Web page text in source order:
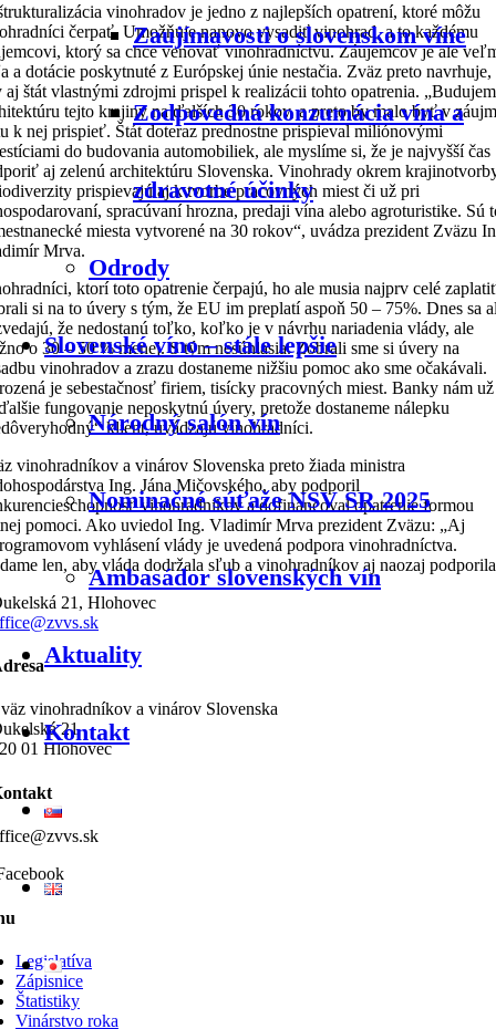
Zaujímavosti o slovenskom víne
Zodpovedná konzumácia vína a
zdravotné účinky
Odrody
Slovenské víno – stále lepšie
Národný salón vín
Nominačné súťaže NSV SR 2025
Ambasádor slovenských vín
Aktuality
Kontakt
vinohradov je jedno z najlepších opatrení, ktoré môžu
čerpať. Umožňuje nanovo vysadiť vinohrad, a to každému
ktorý sa chce venovať vinohradníctvu. Záujemcov je ale
a dotácie poskytnuté z Európskej únie nestačia. Zväz preto navrhuje,
aj štát vlastnými zdrojmi prispel k realizácii tohto opatrenia.
tejto krajiny na ďalších 30 rokov, a preto by malo byť v
k nej prispieť. Štát doteraz prednostne prispieval miliónovými
do budovania automobiliek, ale myslíme si, že je najvyšší čas
aj zelenú architektúru Slovenska. Vinohrady okrem
prispievajú aj k tvorbe pracovných miest či už pri
spracúvaní hrozna, predaji vína alebo agroturistike. Sú
miesta vytvorené na 30 rokov“, uvádza prezident Zväzu
Mrva.
ktorí toto opatrenie čerpajú, ho ale musia najprv celé
si na to úvery s tým, že EU im preplatí aspoň 50 – 75%. Dnes sa
že nedostanú toľko, koľko je v návrhu nariadenia vlády, ale
o 30 – 50 % menej. S tým nesúhlasia. Zobrali sme si úvery na
vinohradov a zrazu dostaneme nižšiu pomoc ako sme očakávali.
je sebestačnosť firiem, tisícky pracovných miest. Banky nám už
fungovanie neposkytnú úvery, pretože dostaneme nálepku
klient, uvádzajú vinohradníci.
vinohradníkov a vinárov Slovenska preto žiada ministra
Ing. Jána Mičovského, aby podporil
vinohradníkov a dofinancoval opatrenie formou
pomoci. Ako uviedol Ing. Vladimír Mrva prezident Zväzu: „Aj
vyhlásení vlády je uvedená podpora vinohradníctva.
len, aby vláda dodržala sľub a vinohradníkov aj naozaj
21, Hlohovec
vinohradníkov a vinárov Slovenska
21
01 Hlohovec
Legislatíva
Zápisnice
Štatistiky
Vinárstvo roka